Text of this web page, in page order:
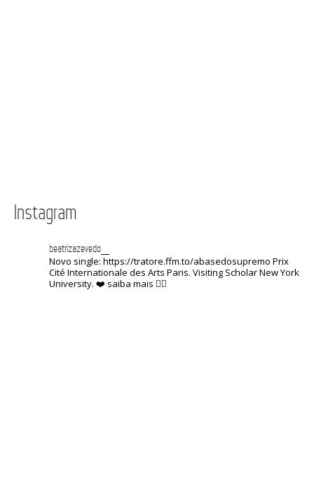
Instagram
beatrizazevedo__
Novo single: https://tratore.ffm.to/abasedosupremo Prix ​​
Cité Internationale des Arts Paris. Visiting Scholar New York
University. ❤️ saiba mais 👇🏽